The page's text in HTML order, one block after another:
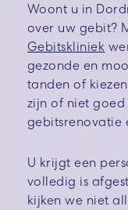
Woont u in
over uw gebit?
Gebitskliniek
gezonde en
tanden of
zijn of niet
gebitsrenovatie
U krijgt een
volledig is
kijken we niet